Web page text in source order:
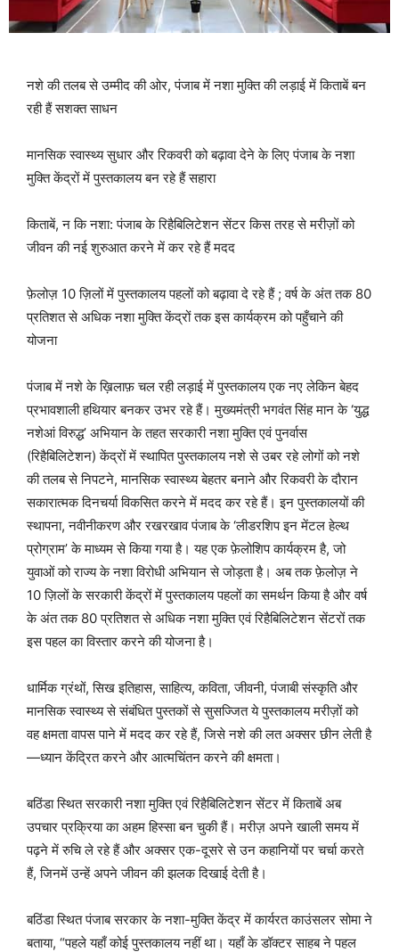
नशे की तलब से उम्मीद की ओर, पंजाब में नशा मुक्ति की लड़ाई में किताबें बन
रही हैं सशक्त साधन
मानसिक स्वास्थ्य सुधार और रिकवरी को बढ़ावा देने के लिए पंजाब के नशा
मुक्ति केंद्रों में पुस्तकालय बन रहे हैं सहारा
किताबें, न कि नशा: पंजाब के रिहैबिलिटेशन सेंटर किस तरह से मरीज़ों को
जीवन की नई शुरुआत करने में कर रहे हैं मदद
फ़ेलोज़ 10 ज़िलों में पुस्तकालय पहलों को बढ़ावा दे रहे हैं ; वर्ष के अंत तक 80
प्रतिशत से अधिक नशा मुक्ति केंद्रों तक इस कार्यक्रम को पहुँचाने की
योजना
पंजाब में नशे के ख़िलाफ़ चल रही लड़ाई में पुस्तकालय एक नए लेकिन बेहद
प्रभावशाली हथियार बनकर उभर रहे हैं। मुख्यमंत्री भगवंत सिंह मान के ‘युद्ध
नशेआं विरुद्ध’ अभियान के तहत सरकारी नशा मुक्ति एवं पुनर्वास
(रिहैबिलिटेशन) केंद्रों में स्थापित पुस्तकालय नशे से उबर रहे लोगों को नशे
की तलब से निपटने, मानसिक स्वास्थ्य बेहतर बनाने और रिकवरी के दौरान
सकारात्मक दिनचर्या विकसित करने में मदद कर रहे हैं। इन पुस्तकालयों की
स्थापना, नवीनीकरण और रखरखाव पंजाब के ‘लीडरशिप इन मेंटल हेल्थ
प्रोग्राम’ के माध्यम से किया गया है। यह एक फ़ेलोशिप कार्यक्रम है, जो
युवाओं को राज्य के नशा विरोधी अभियान से जोड़ता है। अब तक फ़ेलोज़ ने
10 ज़िलों के सरकारी केंद्रों में पुस्तकालय पहलों का समर्थन किया है और वर्ष
के अंत तक 80 प्रतिशत से अधिक नशा मुक्ति एवं रिहैबिलिटेशन सेंटरों तक
इस पहल का विस्तार करने की योजना है।
धार्मिक ग्रंथों, सिख इतिहास, साहित्य, कविता, जीवनी, पंजाबी संस्कृति और
मानसिक स्वास्थ्य से संबंधित पुस्तकों से सुसज्जित ये पुस्तकालय मरीज़ों को
वह क्षमता वापस पाने में मदद कर रहे हैं, जिसे नशे की लत अक्सर छीन लेती है
—ध्यान केंद्रित करने और आत्मचिंतन करने की क्षमता।
बठिंडा स्थित सरकारी नशा मुक्ति एवं रिहैबिलिटेशन सेंटर में किताबें अब
उपचार प्रक्रिया का अहम हिस्सा बन चुकी हैं। मरीज़ अपने खाली समय में
पढ़ने में रुचि ले रहे हैं और अक्सर एक-दूसरे से उन कहानियों पर चर्चा करते
हैं, जिनमें उन्हें अपने जीवन की झलक दिखाई देती है।
बठिंडा स्थित पंजाब सरकार के नशा-मुक्ति केंद्र में कार्यरत काउंसलर सोमा ने
बताया, “पहले यहाँ कोई पुस्तकालय नहीं था। यहाँ के डॉक्टर साहब ने पहल